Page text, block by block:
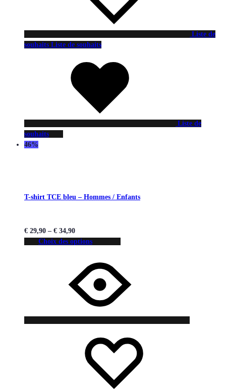
Liste de
souhaits Liste de souhaits
Liste de
souhaits
46%
T-shirt TCE bleu – Hommes / Enfants
€ 29,90 – € 34,90
Choix des options